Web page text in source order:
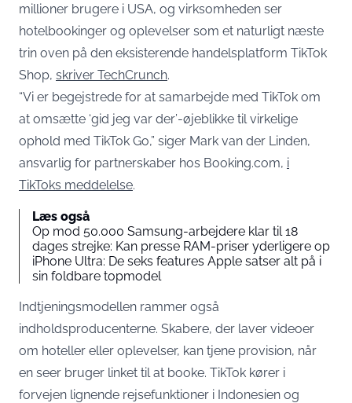
millioner brugere i USA, og virksomheden ser
hotelbookinger og oplevelser som et naturligt næste
trin oven på den eksisterende handelsplatform TikTok
Shop, skriver TechCrunch.
“Vi er begejstrede for at samarbejde med TikTok om
at omsætte ‘gid jeg var der’-øjeblikke til virkelige
ophold med TikTok Go,” siger Mark van der Linden,
ansvarlig for partnerskaber hos Booking.com, i
TikToks meddelelse.
Læs også
Op mod 50.000 Samsung-arbejdere klar til 18
dages strejke: Kan presse RAM-priser yderligere op
iPhone Ultra: De seks features Apple satser alt på i
sin foldbare topmodel
Indtjeningsmodellen rammer også
indholdsproducenterne. Skabere, der laver videoer
om hoteller eller oplevelser, kan tjene provision, når
en seer bruger linket til at booke. TikTok kører i
forvejen lignende rejsefunktioner i Indonesien og